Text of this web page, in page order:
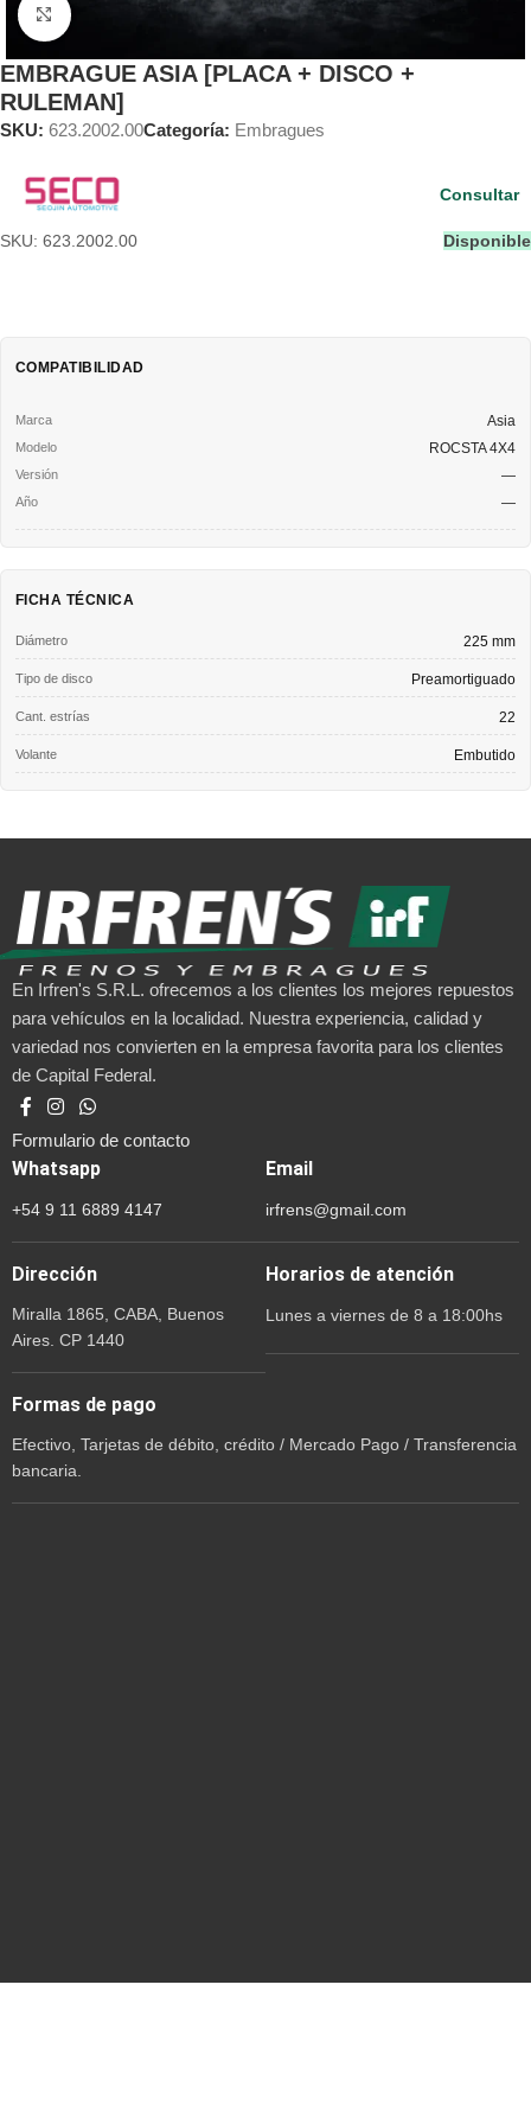
Clic para ampliar
EMBRAGUE ASIA [PLACA + DISCO +
RULEMAN]
SKU: 623.2002.00Categoría: Embragues
SKU: 623.2002.00 Disponible
Consultar
COMPATIBILIDAD
Asia
ROCSTA 4X4
—
—
FICHA TÉCNICA
Diámetro 225 mm
Tipo de disco Preamortiguado
Cant. estrías 22
Volante Embutido
En Irfren's S.R.L. ofrecemos a los clientes los mejores repuestos
para vehículos en la localidad. Nuestra experiencia, calidad y
variedad nos convierten en la empresa favorita para los clientes
de Capital Federal.
Formulario de contacto
Whatsapp
+54 9 11 6889 4147
Email
irfrens@gmail.com
Dirección
Miralla 1865, CABA, Buenos
Aires. CP 1440
Horarios de atención
Lunes a viernes de 8 a 18:00hs
Formas de pago
Efectivo, Tarjetas de débito, crédito / Mercado Pago / Transferencia
bancaria.